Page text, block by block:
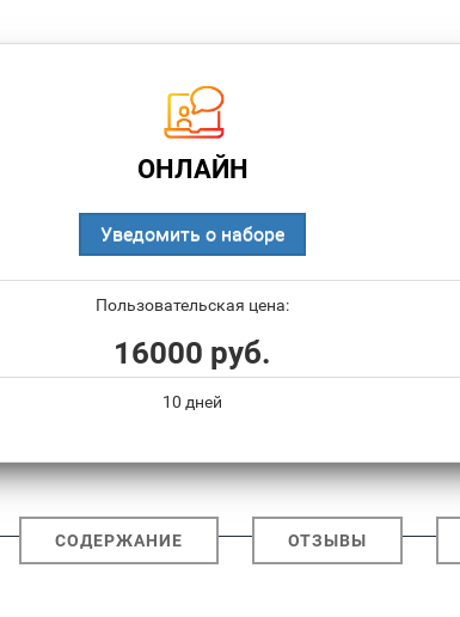
ОНЛАЙН
Уведомить о наборе
Пользовательская цена:
16000 руб.
10 дней
СОДЕРЖАНИЕ ОТЗЫВЫ